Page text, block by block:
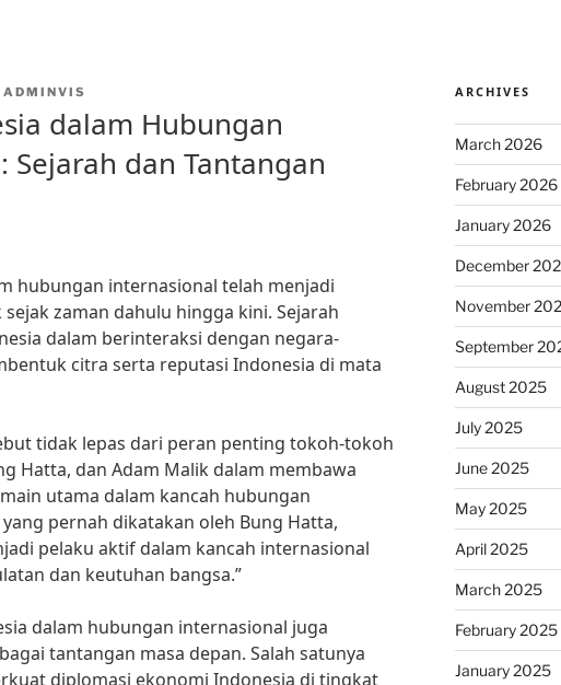
ADMINVIS
dalam Hubungan
dan Tantangan
hubungan internasional telah menjadi
zaman dahulu hingga kini. Sejarah
dalam berinteraksi dengan negara-
citra serta reputasi Indonesia di mata
tidak lepas dari peran penting tokoh-tokoh
Hatta, dan Adam Malik dalam membawa
utama dalam kancah hubungan
pernah dikatakan oleh Bung Hatta,
pelaku aktif dalam kancah internasional
dan keutuhan bangsa.”
dalam hubungan internasional juga
tantangan masa depan. Salah satunya
diplomasi ekonomi Indonesia di tingkat
ARCHIVES
March 2026
February 2026
January 2026
December
November
September
August 2025
July 2025
June 2025
May 2025
April 2025
March 2025
February 2025
January 2025